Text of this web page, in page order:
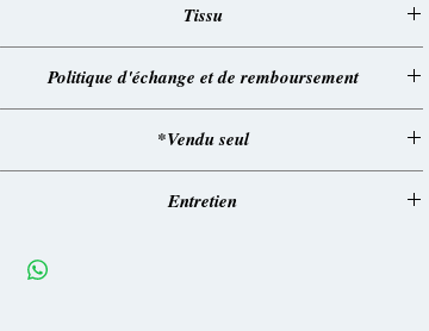
Tissu
Conception/confection: France
Politique d'échange et de remboursement
*Vendu seul
Entretien